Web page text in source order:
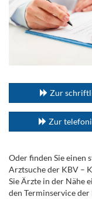
Zur
Zur
Oder finden Sie einen
Arztsuche der KBV –
Sie Ärzte in der Nähe
den Terminservice